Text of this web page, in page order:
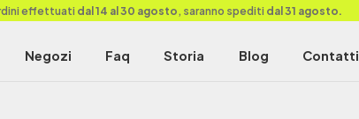
effettuati dal 14 al 30 agosto , saranno spediti dal 31 agosto.
Negozi Faq Storia Blog Contatti